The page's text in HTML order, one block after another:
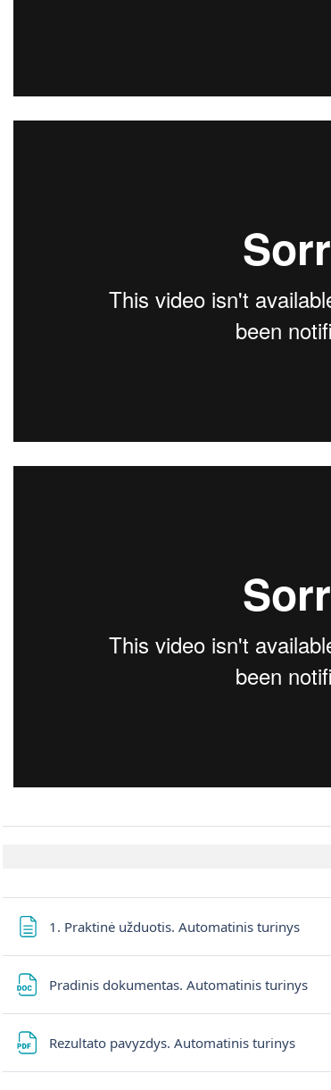
1. Praktinė užduotis. Automatinis turinysStrona
Pradinis dokumentas. Automatinis turinys
Rezultato pavyzdys. Automatinis turinys